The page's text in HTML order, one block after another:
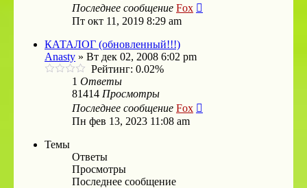
Последнее сообщение Fox
Пт окт 11, 2019 8:29 am
КАТАЛОГ (обновленный!!!)
Anasty » Вт дек 02, 2008 6:02 pm
Рейтинг: 0.02%
1 Ответы
81414 Просмотры
Последнее сообщение Fox
Пн фев 13, 2023 11:08 am
Темы
Ответы
Просмотры
Последнее сообщение